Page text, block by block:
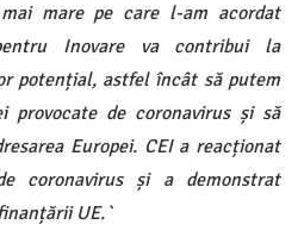
mare pe care l-am acordat
Inovare va contribui la
potențial, astfel încât să putem
provocate de coronavirus și să
Europei. CEI a reacționat
coronavirus și a demonstrat
UE.`